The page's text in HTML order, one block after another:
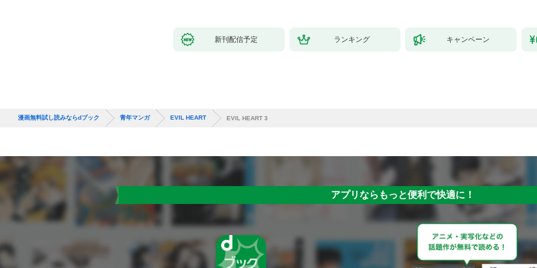
新刊配信予定 ランキング キャンペーン
漫画無料試し読みならdブック 青年マンガ EVIL HEART EVIL HEART 3
アプリならもっと便利で快適に！